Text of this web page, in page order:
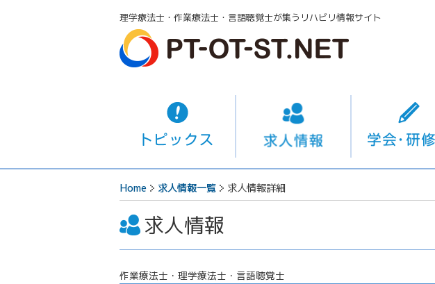
理学療法士・作業療法士・言語聴覚士が集うリハビリ情報サイト
Home 求人情報一覧 求人情報詳細
求人情報
作業療法士・理学療法士・言語聴覚士